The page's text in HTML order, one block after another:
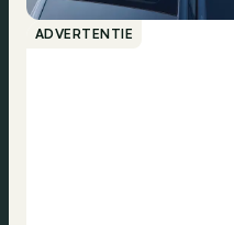
ADVERTENTIE